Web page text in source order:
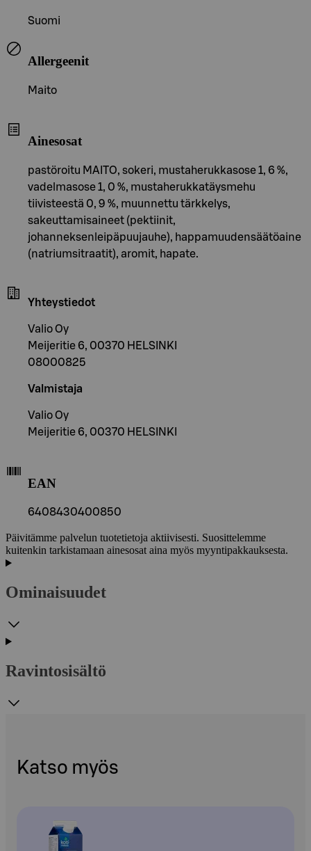
Suomi
Allergeenit
Maito
Ainesosat
pastöroitu MAITO, sokeri, mustaherukkasose 1, 6 %,
vadelmasose 1, 0 %, mustaherukkatäysmehu
tiivisteestä 0, 9 %, muunnettu tärkkelys,
sakeuttamisaineet (pektiinit,
johanneksenleipäpuujauhe), happamuudensäätöaine
(natriumsitraatit), aromit, hapate.
Yhteystiedot
Valio Oy
Meijeritie 6, 00370 HELSINKI
08000825
Valmistaja
Valio Oy
Meijeritie 6, 00370 HELSINKI
EAN
6408430400850
Päivitämme palvelun tuotetietoja aktiivisesti. Suosittelemme
kuitenkin tarkistamaan ainesosat aina myös myyntipakkauksesta.
Ominaisuudet
Ravintosisältö
Katso myös